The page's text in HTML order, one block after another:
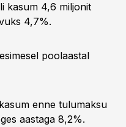
kasum 4,6 miljonit
4,7%.
poolaastal
enne tulumaksu
aastaga 8,2%.